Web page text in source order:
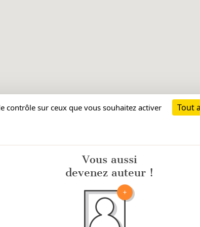
Vous aussi
devenez auteur !